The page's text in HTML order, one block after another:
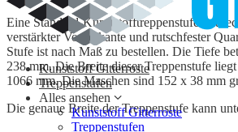
Kunststoff Gitterroste
Treppenstufen
Alles ansehen
Kunststoff Gitterroste
Treppenstufen
Eine Standard-Kunststofftreppenstufe mit
verstärkter Vorderkante und rutschfester
Stufe ist nach Maß zu bestellen. Die Tiefe
238 mm. Die Breite dieser Treppenstufe
1066 mm. Die Maschen sind 152 x 38 mm
Die genaue Breite der Treppenstufe kann